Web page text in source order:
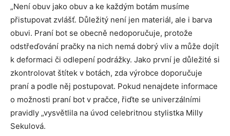
„Není obuv jako obuv a ke každým botám musíme
přistupovat zvlášť. Důležitý není jen materiál, ale i barva
obuvi. Praní bot se obecně nedoporučuje, protože
odstřeďování pračky na nich nemá dobrý vliv a může dojít
k deformaci či odlepení podrážky. Jako první je důležité si
zkontrolovat štítek v botách, zda výrobce doporučuje
praní a podle něj postupovat. Pokud nenajdete informace
o možnosti praní bot v pračce, řiďte se univerzálními
pravidly „vysvětlila na úvod celebritnou stylistka Milly
Sekulová.